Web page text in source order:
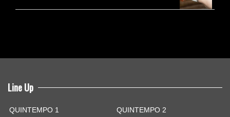
Line Up
QUINTEMPO 1
QUINTEMPO 2